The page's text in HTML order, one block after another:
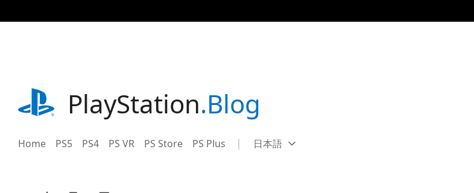
事
playstation.comPlayStation.Blog
Home PS5 PS4 PS VR PS Store PS Plus Select
Current
日本語